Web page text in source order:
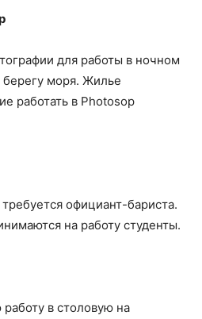
для работы в ночном
берегу моря. Жилье
работать в Photosop
официант-бариста.
на работу студенты.
в столовую на